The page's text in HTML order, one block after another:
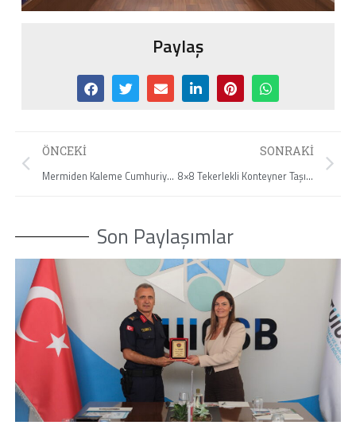
Paylaş
ÖNCEKI
Mermiden Kaleme Cumhuriyet Buluşması
SONRAKI
8×8 Tekerlekli Konteyner Taşıyıcı Araç Teslimatı
Son Paylaşımlar